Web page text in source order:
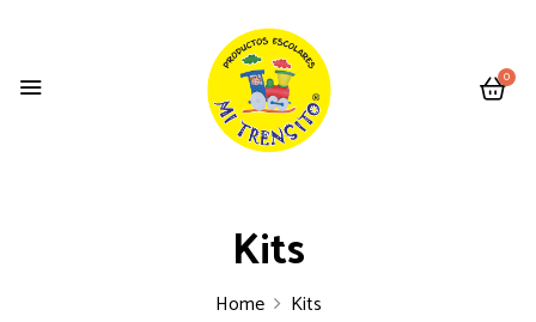
0
Kits
Home Kits